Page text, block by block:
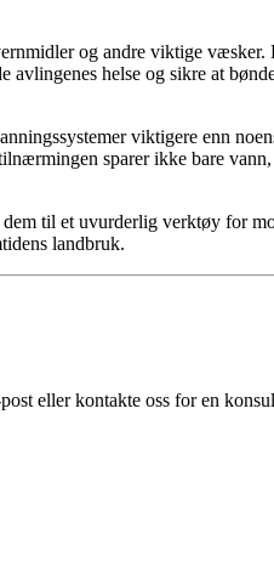
og andre viktige væsker.
avlingenes helse og sikre at
viktigere enn
sparer ikke bare
til et uvurderlig verktøy for
landbruk.
eller kontakte oss for en